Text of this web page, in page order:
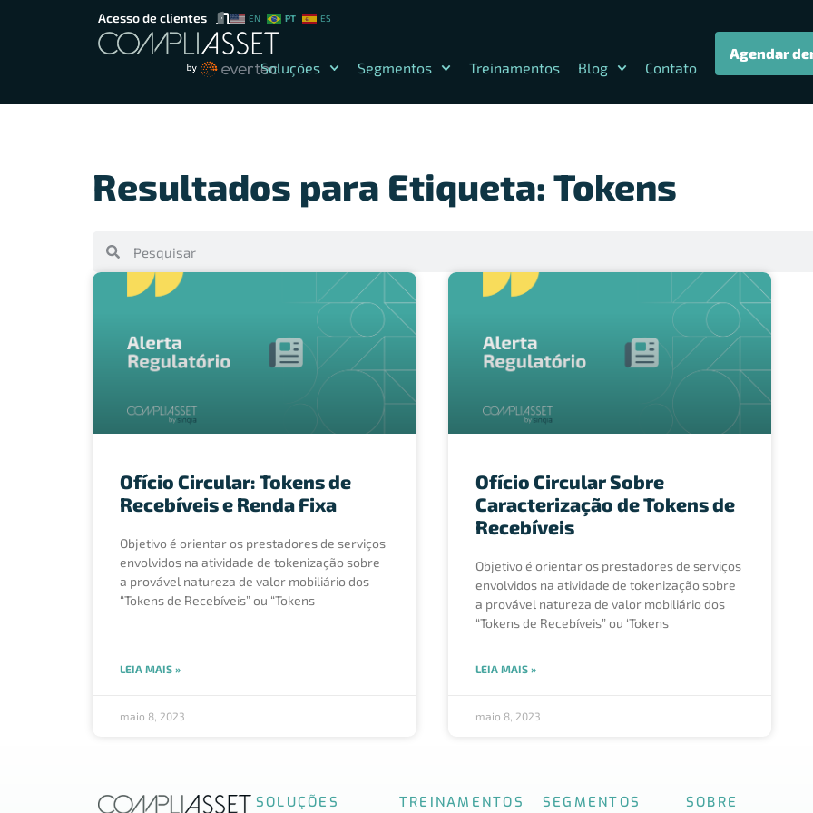
Acesso de clientes EN PT ES
Soluções Segmentos Treinamentos Blog Contato
Agendar
Resultados para Etiqueta: Tokens
Ofício Circular: Tokens de
Recebíveis e Renda Fixa
Objetivo é orientar os prestadores de serviços
envolvidos na atividade de tokenização sobre
a provável natureza de valor mobiliário dos
“Tokens de Recebíveis” ou “Tokens
LEIA MAIS »
maio 8, 2023
Ofício Circular Sobre
Caracterização de Tokens de
Recebíveis
Objetivo é orientar os prestadores de serviços
envolvidos na atividade de tokenização sobre
a provável natureza de valor mobiliário dos
“Tokens de Recebíveis” ou ‘Tokens
LEIA MAIS »
maio 8, 2023
SOLUÇÕES TREINAMENTOS SEGMENTOS SOBRE